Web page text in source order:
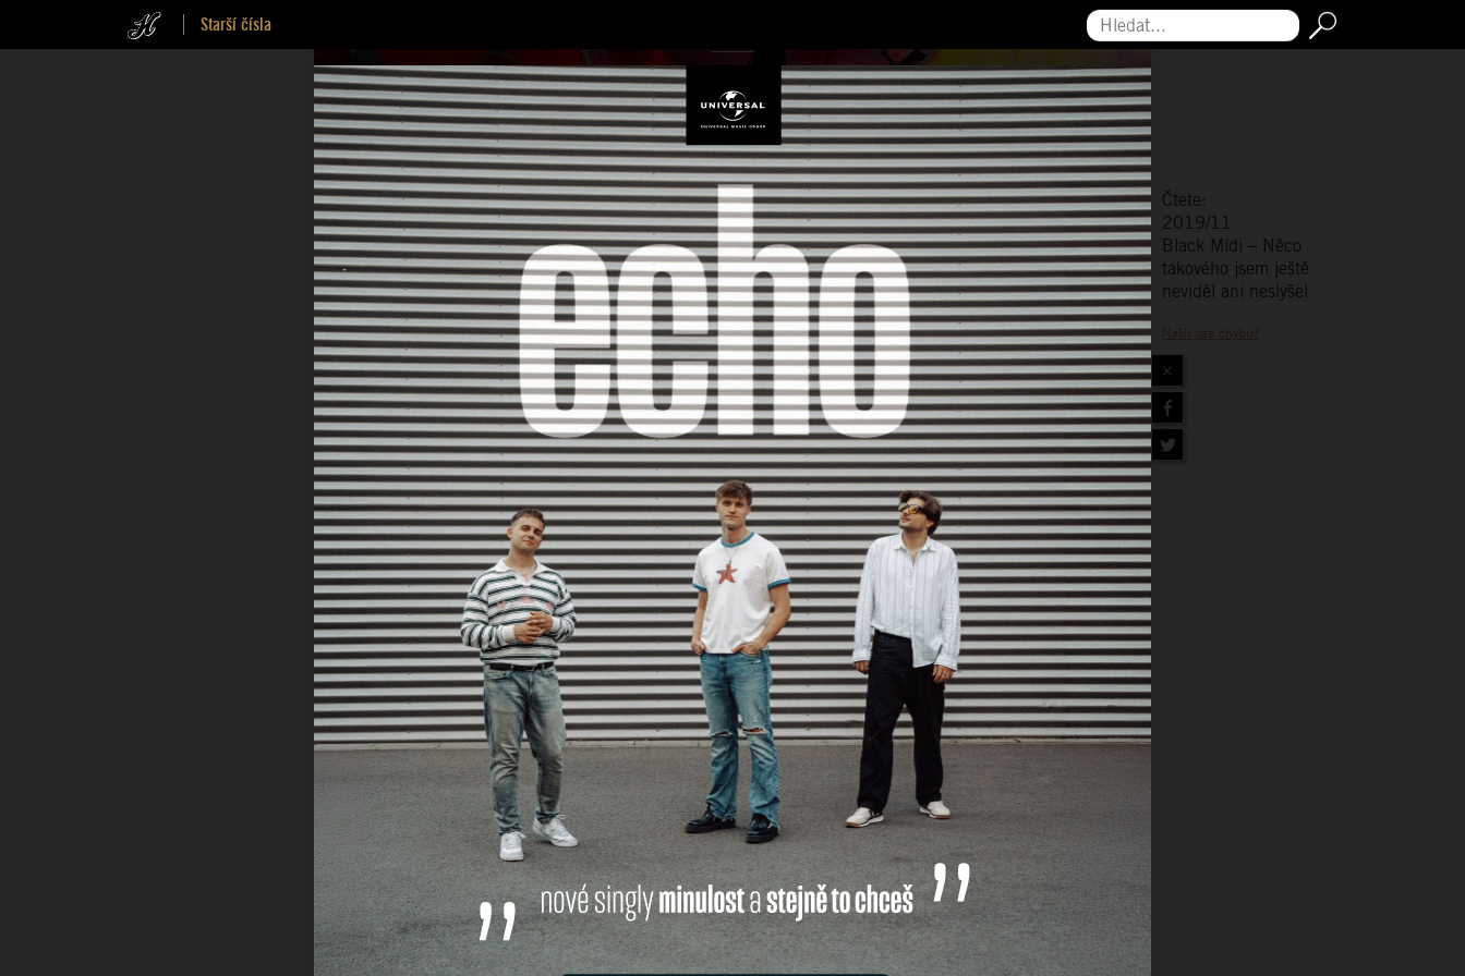
Starší čísla
Hledat...
Čtete:
2019/11
Black Midi – Něco
takového jsem ještě
neviděl ani neslyšel
Našli jste chybu?
×